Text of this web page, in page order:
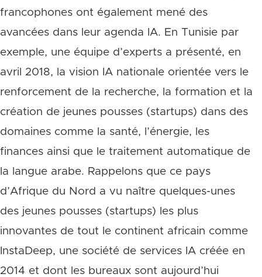
francophones ont également mené des
avancées dans leur agenda IA. En Tunisie par
exemple, une équipe d’experts a présenté, en
avril 2018, la vision IA nationale orientée vers le
renforcement de la recherche, la formation et la
création de jeunes pousses (startups) dans des
domaines comme la santé, l’énergie, les
finances ainsi que le traitement automatique de
la langue arabe. Rappelons que ce pays
d’Afrique du Nord a vu naître quelques-unes
des jeunes pousses (startups) les plus
innovantes de tout le continent africain comme
InstaDeep, une société de services IA créée en
2014 et dont les bureaux sont aujourd’hui